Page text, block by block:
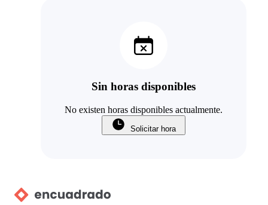
Sin horas disponibles
No existen horas disponibles actualmente.
Solicitar hora